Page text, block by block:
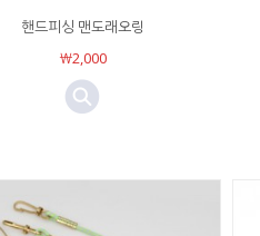
핸드피싱 맨도래오링
￦2,000